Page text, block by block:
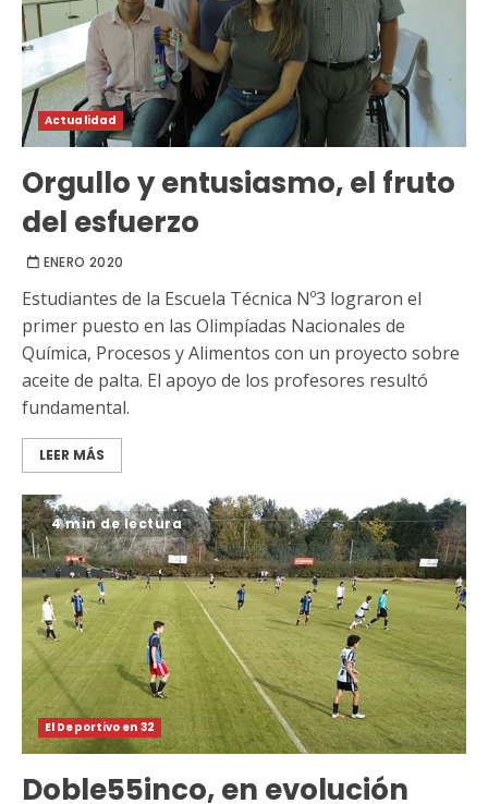
Actualidad
Orgullo y entusiasmo, el fruto
del esfuerzo
ENERO 2020
Estudiantes de la Escuela Técnica Nº3 lograron el
primer puesto en las Olimpíadas Nacionales de
Química, Procesos y Alimentos con un proyecto sobre
aceite de palta. El apoyo de los profesores resultó
fundamental.
LEER MÁS
4 min de lectura
El Deportivo en 32
Doble55inco, en evolución